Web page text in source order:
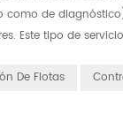
como de
Este tipo de
De Flotas